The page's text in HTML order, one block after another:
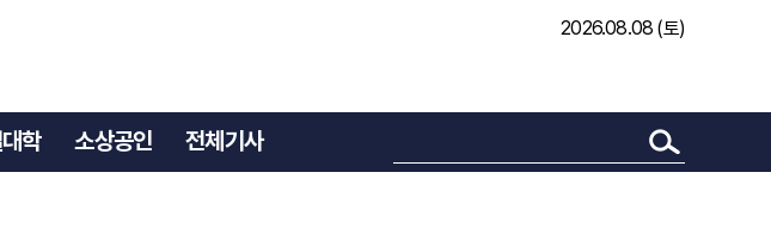
2026.08.08 (토)
학 소상공인 전체기사